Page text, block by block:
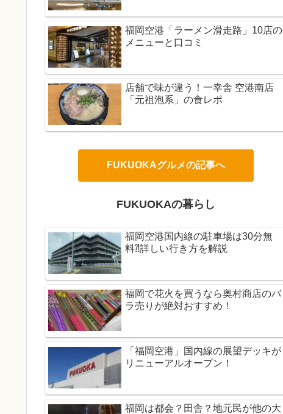
福岡空港「ラーメン滑走路」10店の
メニューと口コミ
店舗で味が違う！一幸舎 空港南店
「元祖泡系」の食レポ
FUKUOKAグルメの記事へ
FUKUOKAの暮らし
福岡空港国内線の駐車場は30分無
料⁈詳しい行き方を解説
福岡で花火を買うなら奥村商店のバ
ラ売りが絶対おすすめ！
「福岡空港」国内線の展望デッキが
リニューアルオープン！
福岡は都会？田舎？地元民が他の大